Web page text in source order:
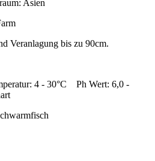
Asien
Veranlagung bis zu 90cm.
4 - 30°C Ph Wert: 6,0 -